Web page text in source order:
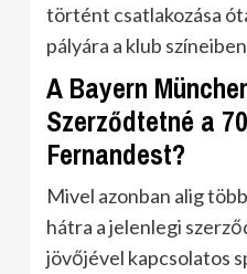
történt csatlakozása
pályára a klub
A Bayern
Szerződtetné a
Fernandest?
Mivel azonban alig
hátra a jelenlegi
jövőjével kapcsolatos